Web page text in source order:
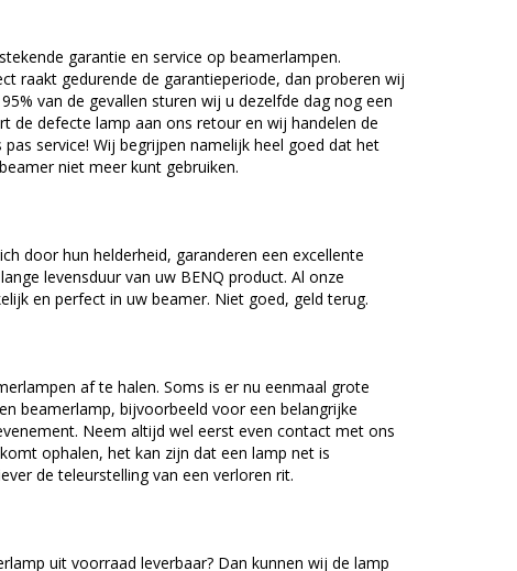
garantie en service op beamerlampen.
raakt gedurende de garantieperiode, dan proberen wij
van de gevallen sturen wij u dezelfde dag nog een
de defecte lamp aan ons retour en wij handelen de
service! Wij begrijpen namelijk heel goed dat het
niet meer kunt gebruiken.
door hun helderheid, garanderen een excellente
levensduur van uw BENQ product. Al onze
en perfect in uw beamer. Niet goed, geld terug.
af te halen. Soms is er nu eenmaal grote
beamerlamp, bijvoorbeeld voor een belangrijke
Neem altijd wel eerst even contact met ons
ophalen, het kan zijn dat een lamp net is
de teleurstelling van een verloren rit.
uit voorraad leverbaar? Dan kunnen wij de lamp